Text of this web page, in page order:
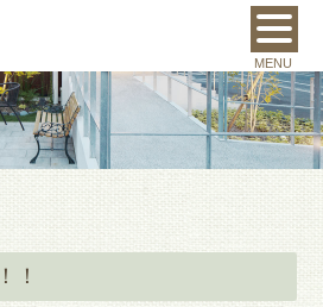
MENU
！